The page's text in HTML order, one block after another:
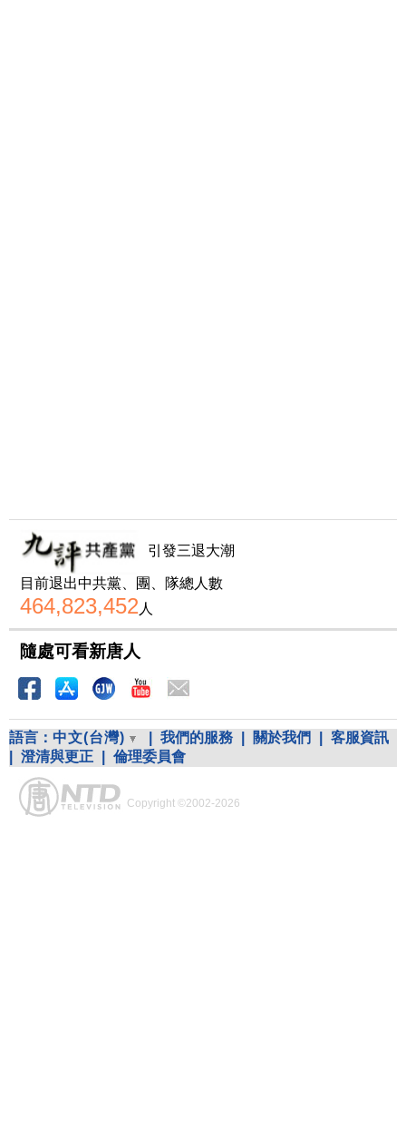
引發三退大潮
目前退出中共黨、團、隊總人數
464,823,452 人
隨處可看新唐人
語言： 中文(台灣) 我們的服務 關於我們
客服資訊
澄清與更正 倫理委員會
Copyright ©2002-2026